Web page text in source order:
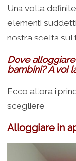
Una volta
elementi
nostra scelta sul
Dove
bambini? A voi
Ecco allora i
scegliere
Alloggiare in